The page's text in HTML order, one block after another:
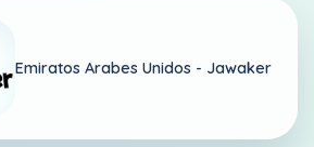
Emiratos Arabes Unidos - Jawaker